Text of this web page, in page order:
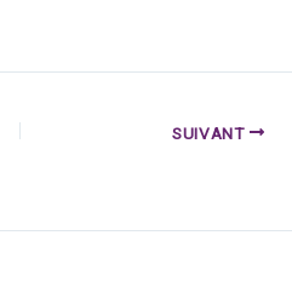
SUIVANT